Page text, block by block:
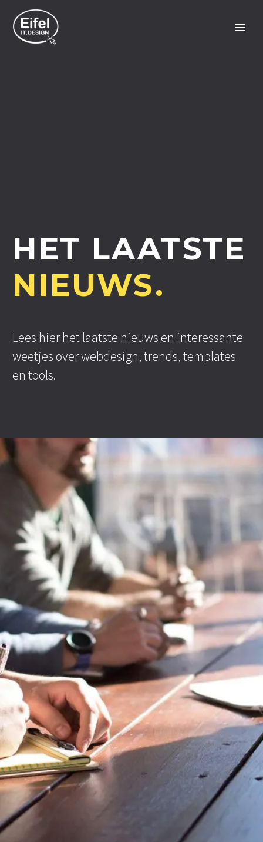
HET LAATSTE
NIEUWS.
Lees hier het laatste nieuws en interessante
weetjes over webdesign, trends, templates
en tools.